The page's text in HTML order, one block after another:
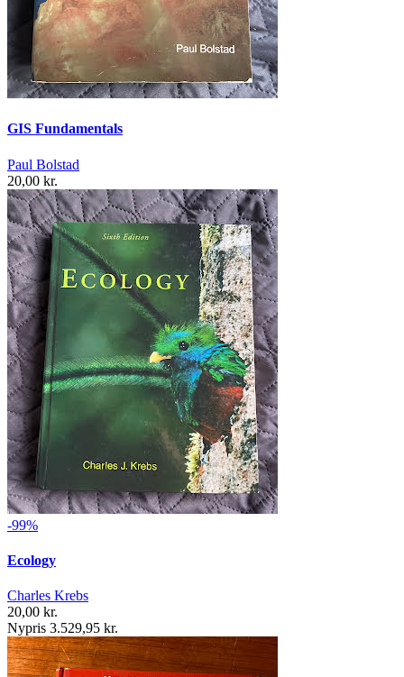
GIS Fundamentals
Paul Bolstad
20,00 kr.
-99%
Ecology
Charles Krebs
20,00 kr.
Nypris 3.529,95 kr.